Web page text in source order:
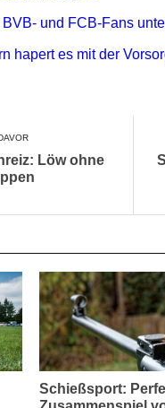
und FCB-Fans
hapert es mit der
Löw ohne
Schießsport: